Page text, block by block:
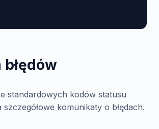
błędów
standardowych kodów statusu
komunikaty o błędach.